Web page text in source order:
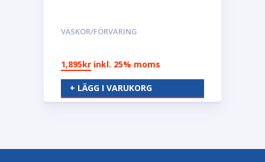
VÄSKOR/FÖRVARING
1,895kr inkl. 25% moms
+ LÄGG I VARUKORG